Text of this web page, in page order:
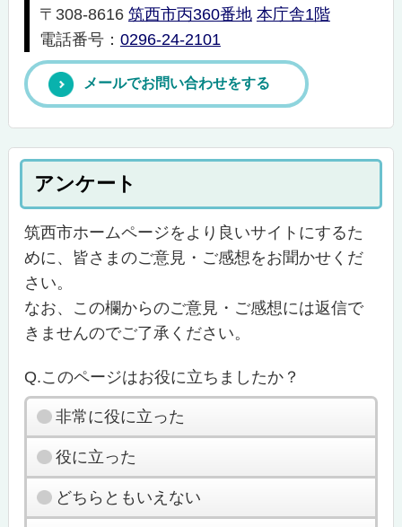
〒308-8616 筑西市丙360番地 本庁舎1階
電話番号： 0296-24-2101
メールでお問い合わせをする
アンケート
筑西市ホームページをより良いサイトにするた
めに、皆さまのご意見・ご感想をお聞かせくだ
さい。
なお、この欄からのご意見・ご感想には返信で
きませんのでご了承ください。
Q.このページはお役に立ちましたか？
非常に役に立った
役に立った
どちらともいえない